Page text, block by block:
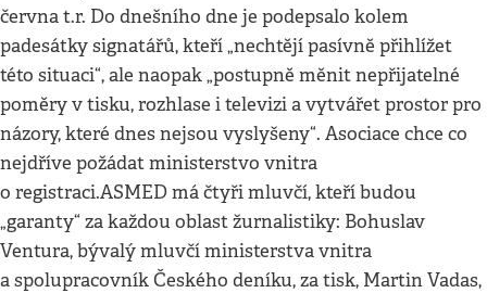
června t.r. Do dnešního dne je podepsalo kolem
padesátky signatářů, kteří „nechtějí pasívně přihlížet
této situaci“, ale naopak „postupně měnit nepřijatelné
poměry v tisku, rozhlase i televizi a vytvářet prostor pro
názory, které dnes nejsou vyslyšeny“. Asociace chce co
nejdříve požádat ministerstvo vnitra
o registraci.ASMED má čtyři mluvčí, kteří budou
„garanty“ za každou oblast žurnalistiky: Bohuslav
Ventura, bývalý mluvčí ministerstva vnitra
a spolupracovník Českého deníku, za tisk, Martin Vadas,